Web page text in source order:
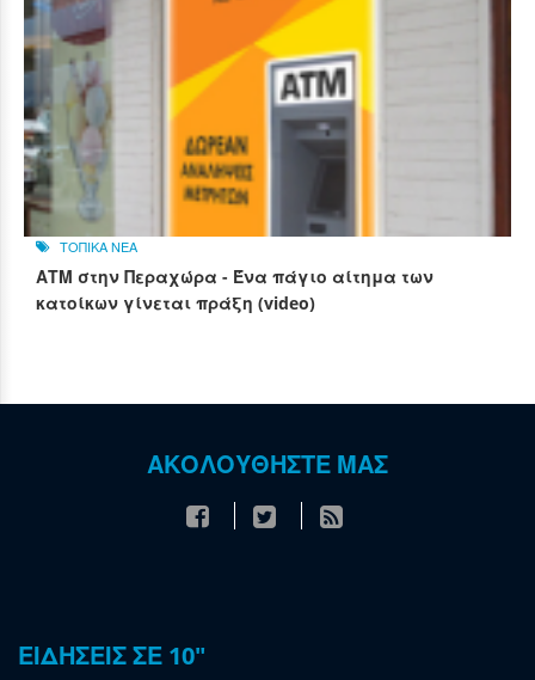
ΤΟΠΙΚΑ ΝΕΑ
ΑΤΜ στην Περαχώρα - Ένα πάγιο αίτημα των
κατοίκων γίνεται πράξη (video)
ΑΚΟΛΟΥΘΗΣΤΕ ΜΑΣ
ΕΙΔΗΣΕΙΣ ΣΕ 10"